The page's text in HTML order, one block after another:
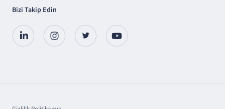
Bizi Takip Edin